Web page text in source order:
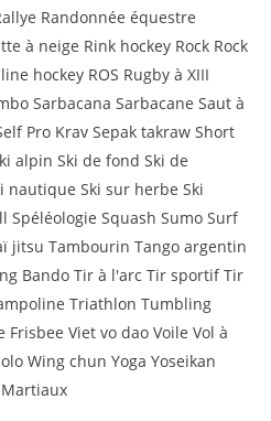
Randonnée équestre
à neige Rink hockey Rock Rock
hockey ROS Rugby à XIII
Sarbacana Sarbacane Saut à
Pro Krav Sepak takraw Short
alpin Ski de fond Ski de
nautique Ski sur herbe Ski
Spéléologie Squash Sumo Surf
jitsu Tambourin Tango argentin
Bando Tir à l'arc Tir sportif Tir
Triathlon Tumbling
Viet vo dao Voile Vol à
Wing chun Yoga Yoseikan